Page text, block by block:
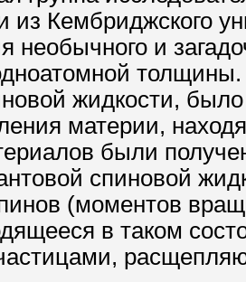
из Кембриджского
необычного и
жидкости,
материи,
были
спиновой
(моментов
в таком